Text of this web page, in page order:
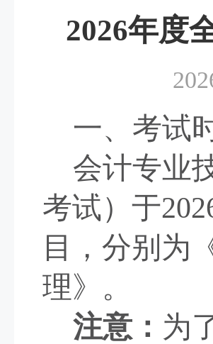
2026年度
一、考试
会计专业
考试）于
目，分别为
理》。
注意： 为